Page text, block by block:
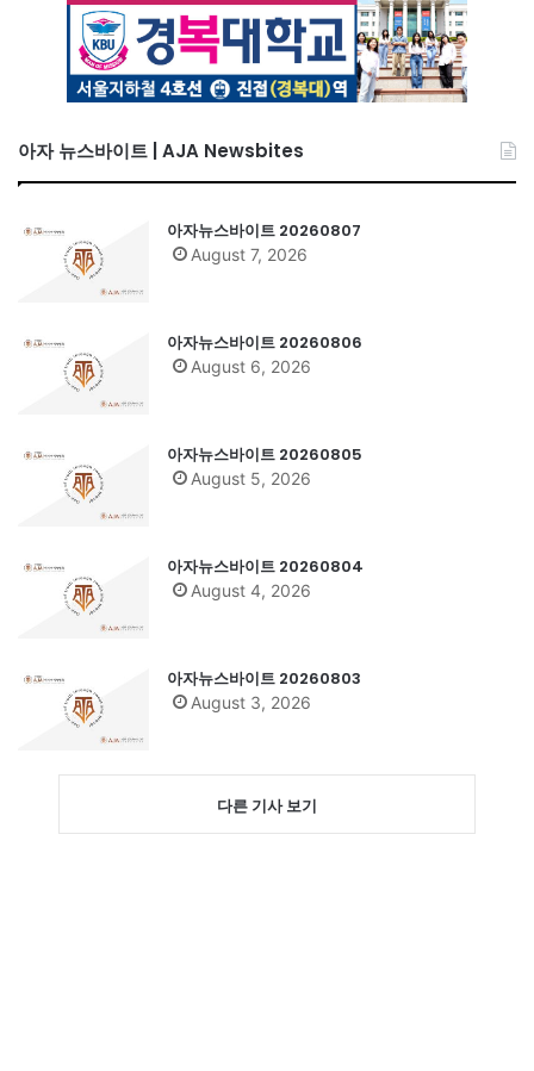
아자 뉴스바이트 | AJA Newsbites
아자뉴스바이트 20260807
August 7, 2026
아자뉴스바이트 20260806
August 6, 2026
아자뉴스바이트 20260805
August 5, 2026
아자뉴스바이트 20260804
August 4, 2026
아자뉴스바이트 20260803
August 3, 2026
다른 기사 보기